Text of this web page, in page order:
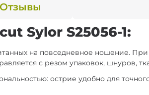
Отзывы
Sylor S25056-1:
на повседневное ношение.
с резом упаковок, шнуров,
острие удобно для